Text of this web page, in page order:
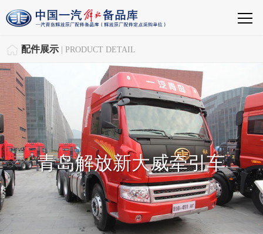
配件展示 | PRODUCT DETAIL
青岛解放新大威牵引车